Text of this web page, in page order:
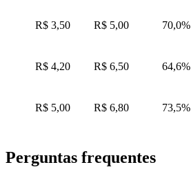
R$ 3,50 R$ 5,00 70,0%
R$ 4,20 R$ 6,50 64,6%
R$ 5,00 R$ 6,80 73,5%
Perguntas frequentes